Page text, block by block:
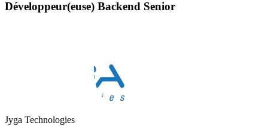
Développeur(euse) Backend Senior
Jyga Technologies